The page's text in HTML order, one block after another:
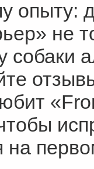
опыту:
не
собаки
на